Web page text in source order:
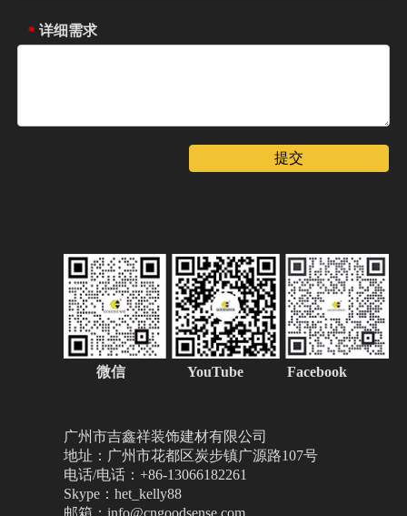
* 详细需求
提交
微信 YouTube Facebook
广州市吉鑫祥装饰建材有限公司
地址：广州市花都区炭步镇广源路107号
电话/电话：+86-13066182261
Skype：het_kelly88
邮箱：info@cngoodsense.com